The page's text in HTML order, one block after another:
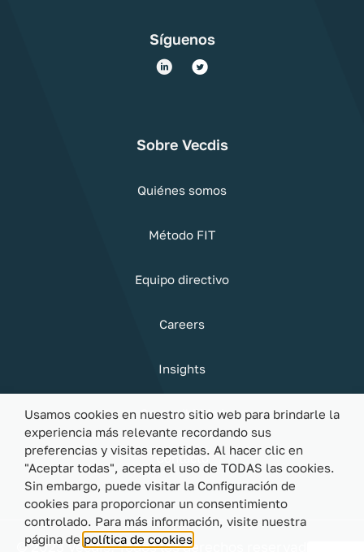
Síguenos
Sobre Vecdis
Quiénes somos
Método FIT
Equipo directivo
Careers
Insights
Sostenibilidad
Contacto
© 2023 Vecdis. Todos los derechos reservados |
Usamos cookies en nuestro sitio web para brindarle la
experiencia más relevante recordando sus
preferencias y visitas repetidas. Al hacer clic en
"Aceptar todas", acepta el uso de TODAS las cookies.
Sin embargo, puede visitar la Configuración de
cookies para proporcionar un consentimiento
controlado. Para más información, visite nuestra
página de política de cookies